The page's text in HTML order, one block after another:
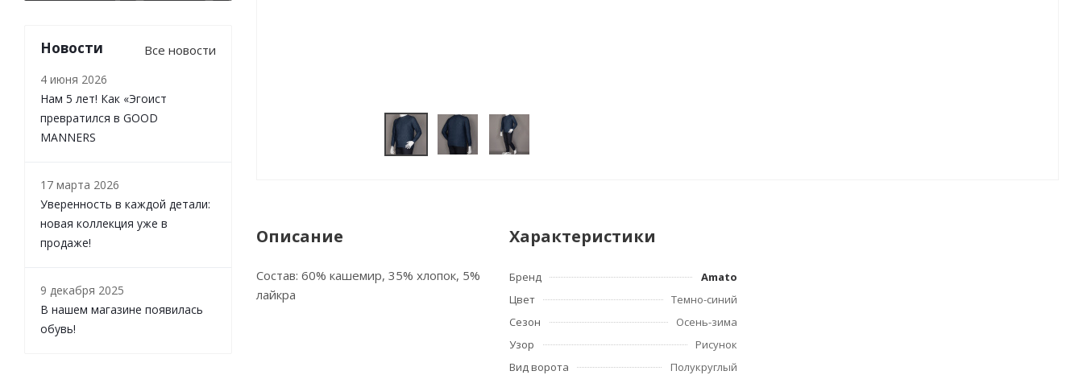
Описание
Состав: 60% кашемир, 35% хлопок, 5%
лайкра
Характеристики
Бренд
Amato
Цвет
Темно-синий
Сезон
Осень-зима
Узор
Рисунок
Вид ворота
Полукруглый
Новости Все новости
4 июня 2026
Нам 5 лет! Как «Эгоист
превратился в GOOD
MANNERS
17 марта 2026
Уверенность в каждой детали:
новая коллекция уже в
продаже!
9 декабря 2025
В нашем магазине появилась
обувь!